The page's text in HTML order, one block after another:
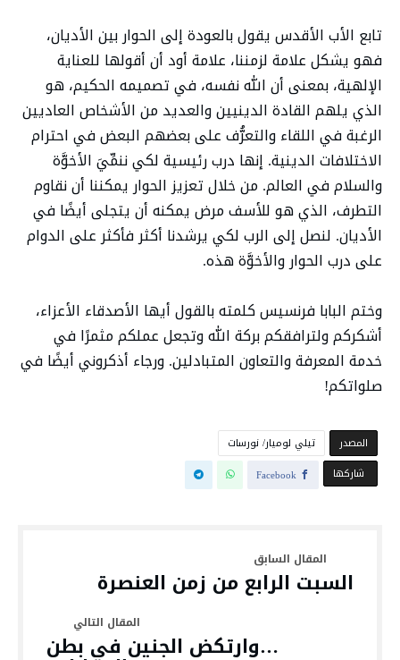
تابع الأب الأقدس يقول بالعودة إلى الحوار بين الأديان،
فهو يشكل علامة لزمننا، علامة أود أن أقولها للعناية
الإلهية، بمعنى أن الله نفسه، في تصميمه الحكيم، هو
الذي يلهم القادة الدينيين والعديد من الأشخاص العاديين
الرغبة في اللقاء والتعرُّف على بعضهم البعض في احترام
الاختلافات الدينية. إنها درب رئيسية لكي ننمِّيَ الأخوَّة
والسلام في العالم. من خلال تعزيز الحوار يمكننا أن نقاوم
التطرف، الذي هو للأسف مرض يمكنه أن يتجلى أيضًا في
الأديان. لنصل إلى الرب لكي يرشدنا أكثر فأكثر على الدوام
على درب الحوار والأخوَّة هذه.
وختم البابا فرنسيس كلمته بالقول أيها الأصدقاء الأعزاء،
أشكركم ولترافقكم بركة الله وتجعل عملكم مثمرًا في
خدمة المعرفة والتعاون المتبادلين. ورجاء أذكروني أيضًا في
صلواتكم!
‫المصدر‬
تيلي لوميار/ نورسات
‫‫ شاركها‬
Facebook
السبت الرابع من زمن العنصرة
…وارتكض الجنين في بطن